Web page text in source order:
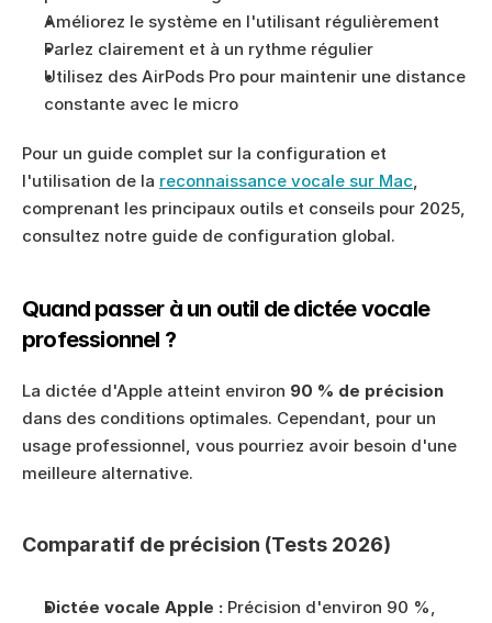
Améliorez le système en l'utilisant régulièrement
Parlez clairement et à un rythme régulier
Utilisez des AirPods Pro pour maintenir une distance
constante avec le micro
Pour un guide complet sur la configuration et
l'utilisation de la reconnaissance vocale sur Mac,
comprenant les principaux outils et conseils pour 2025,
consultez notre guide de configuration global.
Quand passer à un outil de dictée vocale
professionnel ?
La dictée d'Apple atteint environ 90 % de précision
dans des conditions optimales. Cependant, pour un
usage professionnel, vous pourriez avoir besoin d'une
meilleure alternative.
Comparatif de précision (Tests 2026)
Dictée vocale Apple : Précision d'environ 90 %,